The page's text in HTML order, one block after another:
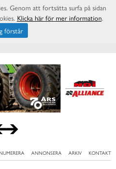
ANNONSERA ARKIV KONTAKT
Genom att fortsätta surfa på sidan
Klicka här för mer information.
förstår